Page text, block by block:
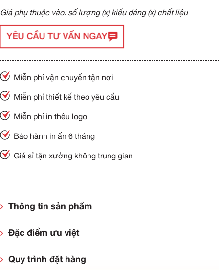
Giá phụ thuộc vào: số lượng (x) kiểu dáng (x) chất liệu
YÊU CẦU TƯ VẤN NGAY
Miễn phí vận chuyển tận nơi
Miễn phí thiết kế theo yêu cầu
Miễn phí in thêu logo
Bảo hành in ấn 6 tháng
Giá sỉ tận xưởng không trung gian
Thông tin sản phẩm
Đặc điểm ưu việt
Quy trình đặt hàng